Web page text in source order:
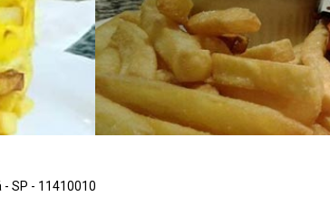
- SP - 11410010